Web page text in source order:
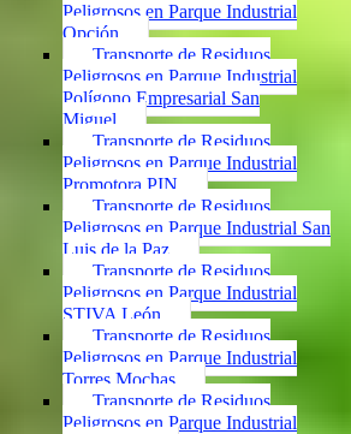
Peligrosos en Parque Industrial
Opción
Transporte de Residuos
Peligrosos en Parque Industrial
Polígono Empresarial San
Miguel
Transporte de Residuos
Peligrosos en Parque Industrial
Promotora PIN
Transporte de Residuos
Peligrosos en Parque Industrial San
Luis de la Paz
Transporte de Residuos
Peligrosos en Parque Industrial
STIVA León
Transporte de Residuos
Peligrosos en Parque Industrial
Torres Mochas
Transporte de Residuos
Peligrosos en Parque Industrial